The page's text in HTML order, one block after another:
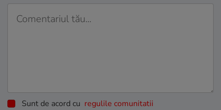
Sunt de acord cu regulile comunitatii